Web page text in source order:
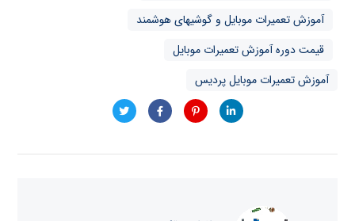
آموزش تعمیرات موبایل و گوشیهای هوشمند
قیمت دوره آموزش تعمیرات موبایل
آموزش تعمیرات موبایل پردیس